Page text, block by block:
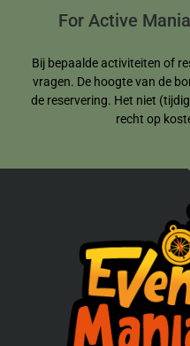
For Active
Bij bepaalde activiteiten of
vragen. De hoogte van de
de reservering. Het niet
recht op